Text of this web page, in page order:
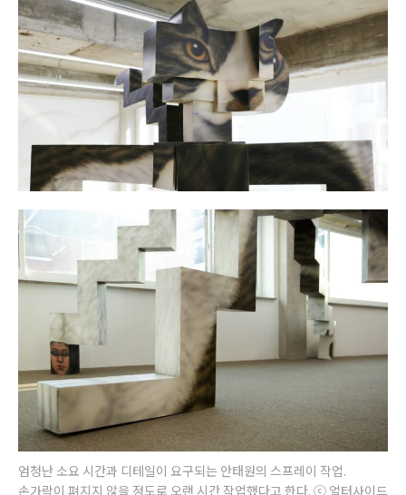
엄청난 소요 시간과 디테일이 요구되는 안태원의 스프레이 작업.
손가락이 펴지지 않을 정도로 오랜 시간 작업했다고 한다. ⓒ 얼터사이드